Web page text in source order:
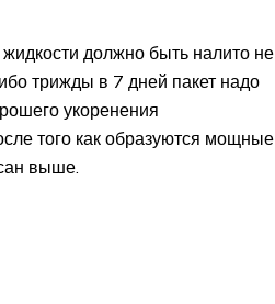
должно быть налито не
трижды в 7 дней пакет надо
укоренения
того как образуются мощные
выше.